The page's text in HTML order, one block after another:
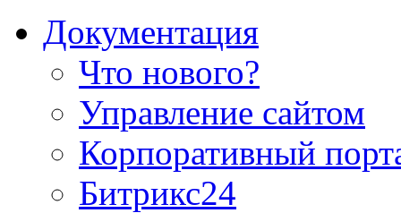
Документация
Что нового?
Управление сайтом
Корпоративный
Битрикс24